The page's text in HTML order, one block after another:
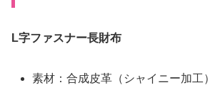
L字ファスナー長財布
素材：合成皮革（シャイニー加工）